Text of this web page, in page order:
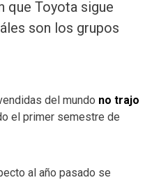
que Toyota sigue
son los grupos
del mundo no trajo
el primer semestre de
al año pasado se